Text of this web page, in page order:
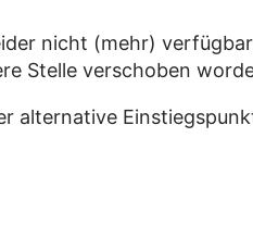
nicht (mehr)
Stelle verschoben
alternative